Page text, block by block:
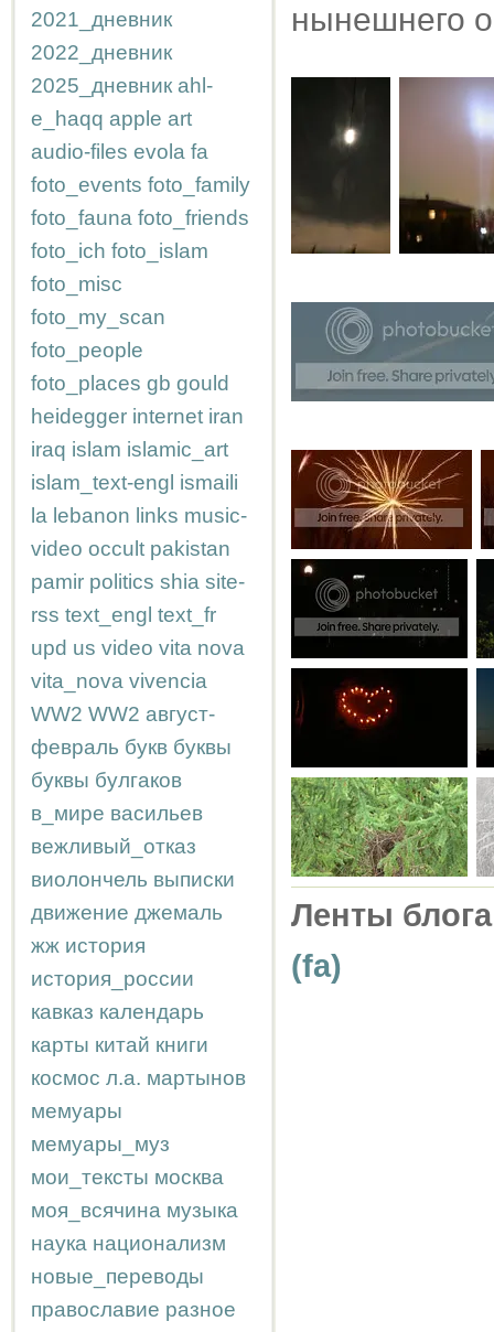
2021_дневник
2022_дневник
2025_дневник ahl-
e_haqq apple art
audio-files evola fa
foto_events foto_family
foto_fauna foto_friends
foto_ich foto_islam
foto_misc
foto_my_scan
foto_people
foto_places gb gould
heidegger internet iran
iraq islam islamic_art
islam_text-engl ismaili
la lebanon links music-
video occult pakistan
pamir politics shia site-
rss text_engl text_fr
upd us video vita nova
vita_nova vivencia
WW2 WW2 август-
февраль букв буквы
буквы булгаков
в_мире васильев
вежливый_отказ
виолончель выписки
движение джемаль
жж история
история_россии
кавказ календарь
карты китай книги
космос л.а. мартынов
мемуары
мемуары_муз
мои_тексты москва
моя_всячина музыка
наука национализм
новые_переводы
православие разное
нынешнего
Ленты
(fa)